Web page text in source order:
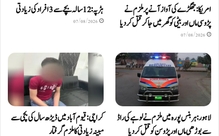
امریکا: جھگڑے کی آواز آنے پر ملزم نے
پڑوسی ماں اور بیٹی کو گھر میں جا کر قتل کر دیا
07/08/2026
ہڑپہ: 12 سالہ بچے سے 3 افراد کی زیادتی
07/08/2026
لاہور: ہربنس پورہ میں ملزم نے لوہے کی راڈ
سے بوڑھی ماں اور پڑوسن کو قتل کر دیا
کراچی: قیوم آباد میں ڈیڑھ سال کی بچی سے
مبینہ زیادتی کا ملزم گرفتار